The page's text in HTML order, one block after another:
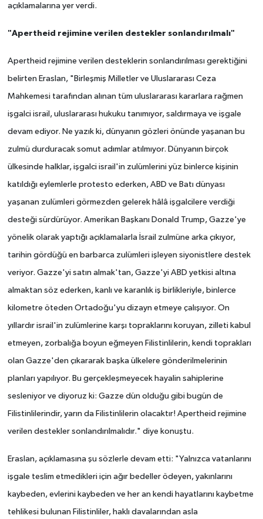
açıklamalarına yer verdi.
"Apertheid rejimine verilen destekler sonlandırılmalı"
Apertheid rejimine verilen desteklerin sonlandırılması gerektiğini
belirten Eraslan, "Birleşmiş Milletler ve Uluslararası Ceza
Mahkemesi tarafından alınan tüm uluslararası kararlara rağmen
işgalci israil, uluslararası hukuku tanımıyor, saldırmaya ve işgale
devam ediyor. Ne yazık ki, dünyanın gözleri önünde yaşanan bu
zulmü durduracak somut adımlar atılmıyor. Dünyanın birçok
ülkesinde halklar, işgalci israil'in zulümlerini yüz binlerce kişinin
katıldığı eylemlerle protesto ederken, ABD ve Batı dünyası
yaşanan zulümleri görmezden gelerek hâlâ işgalcilere verdiği
desteği sürdürüyor. Amerikan Başkanı Donald Trump, Gazze'ye
yönelik olarak yaptığı açıklamalarla İsrail zulmüne arka çıkıyor,
tarihin gördüğü en barbarca zulümleri işleyen siyonistlere destek
veriyor. Gazze'yi satın almak'tan, Gazze'yi ABD yetkisi altına
almaktan söz ederken, kanlı ve karanlık iş birlikleriyle, binlerce
kilometre öteden Ortadoğu'yu dizayn etmeye çalışıyor. On
yıllardır israil'in zulümlerine karşı topraklarını koruyan, zilleti kabul
etmeyen, zorbalığa boyun eğmeyen Filistinlilerin, kendi toprakları
olan Gazze'den çıkararak başka ülkelere gönderilmelerinin
planları yapılıyor. Bu gerçekleşmeyecek hayalin sahiplerine
sesleniyor ve diyoruz ki: Gazze dün olduğu gibi bugün de
Filistinlilerindir, yarın da Filistinlilerin olacaktır! Apertheid rejimine
verilen destekler sonlandırılmalıdır." diye konuştu.
Eraslan, açıklamasına şu sözlerle devam etti: "Yalnızca vatanlarını
işgale teslim etmedikleri için ağır bedeller ödeyen, yakınlarını
kaybeden, evlerini kaybeden ve her an kendi hayatlarını kaybetme
tehlikesi bulunan Filistinliler, haklı davalarından asla